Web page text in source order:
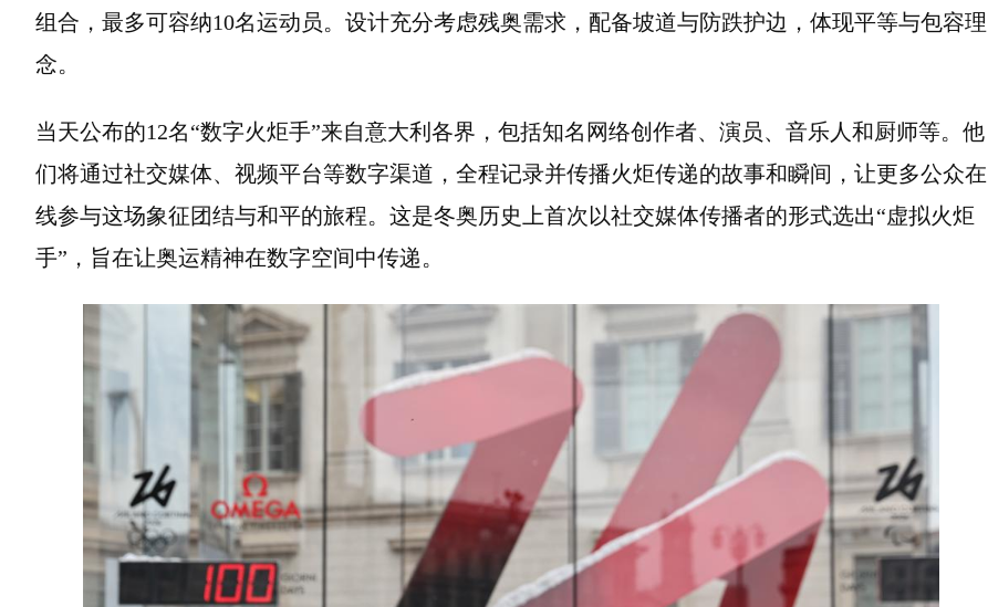
组合，最多可容纳10名运动员。设计充分考虑残奥需求，配备坡道与防跌护边，体现平等与包容理
念。
当天公布的12名“数字火炬手”来自意大利各界，包括知名网络创作者、演员、音乐人和厨师等。他
们将通过社交媒体、视频平台等数字渠道，全程记录并传播火炬传递的故事和瞬间，让更多公众在
线参与这场象征团结与和平的旅程。这是冬奥历史上首次以社交媒体传播者的形式选出“虚拟火炬
手”，旨在让奥运精神在数字空间中传递。